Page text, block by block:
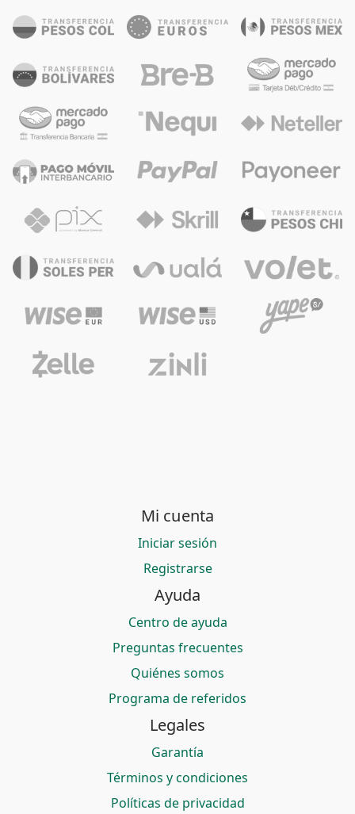
Mi cuenta
Iniciar sesión
Registrarse
Ayuda
Centro de ayuda
Preguntas frecuentes
Quiénes somos
Programa de referidos
Legales
Garantía
Términos y condiciones
Políticas de privacidad